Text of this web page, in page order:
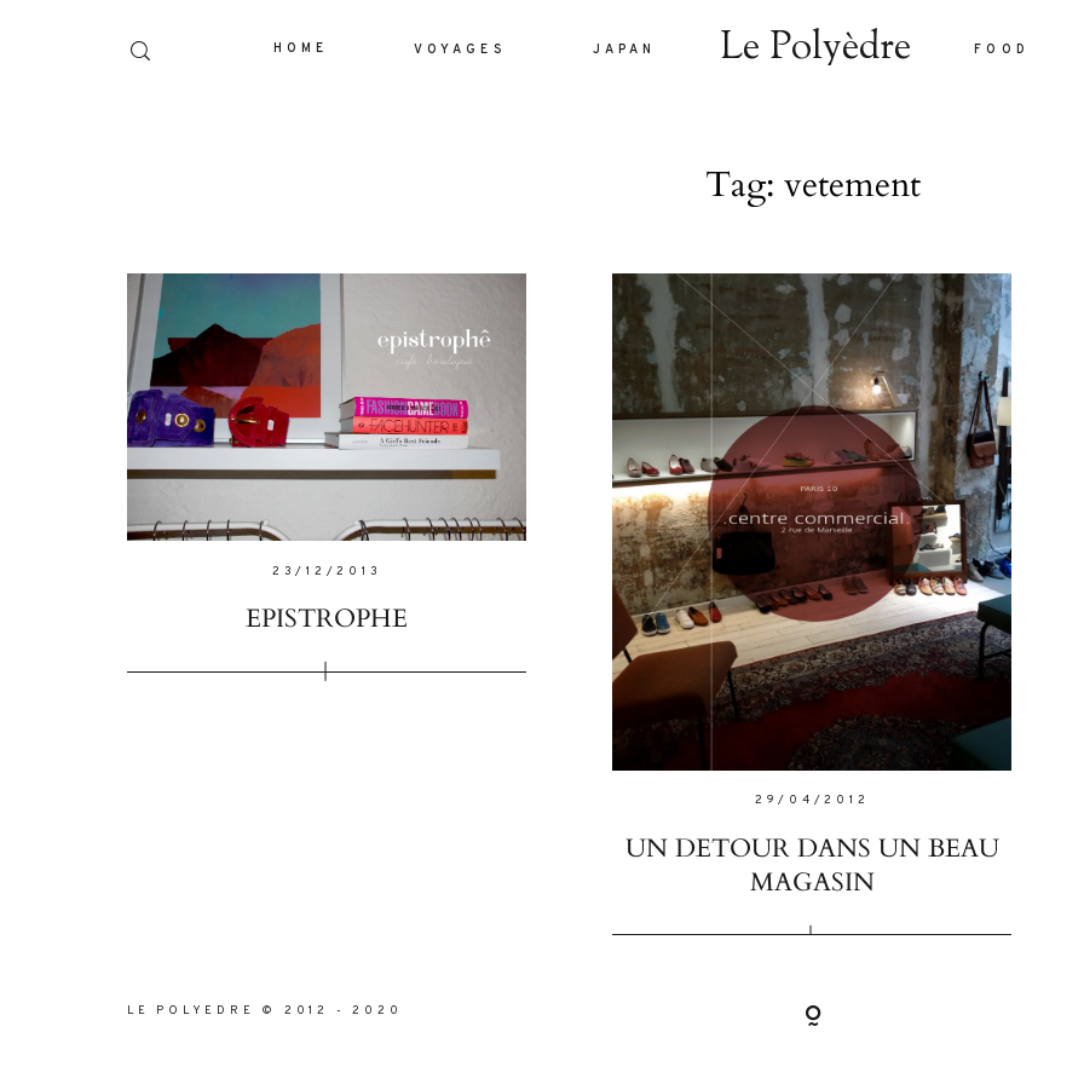
HOME VOYAGES JAPAN Le Polyèdre FOOD
Tag: vetement
23/12/2013
EPISTROPHE
29/04/2012
UN DETOUR DANS UN BEAU
MAGASIN
Le Polyèdre
Nullam quis risus eget urna mollis ornare vel eu
leo. Aenean lacinia bibendum nulla sed
consectetur. Aenean lacinia bibendum nulla sed
consectetur. Maecenas faucibus mollis interdum.
Maecenas faucibus mollis interdum. Etiam porta
sem malesuada magna mollis euismod.
JAPAN
FOOD
À
LE POLYEDRE © 2012 - 2020